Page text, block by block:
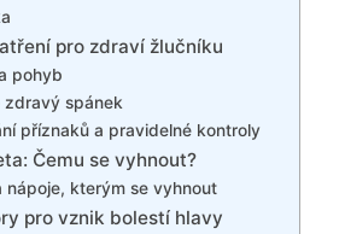
pro zdraví žlučníku
pohyb
zdravý spánek
příznaků a pravidelné kontroly
Čemu se vyhnout?
nápoje, kterým se vyhnout
pro vznik bolestí hlavy